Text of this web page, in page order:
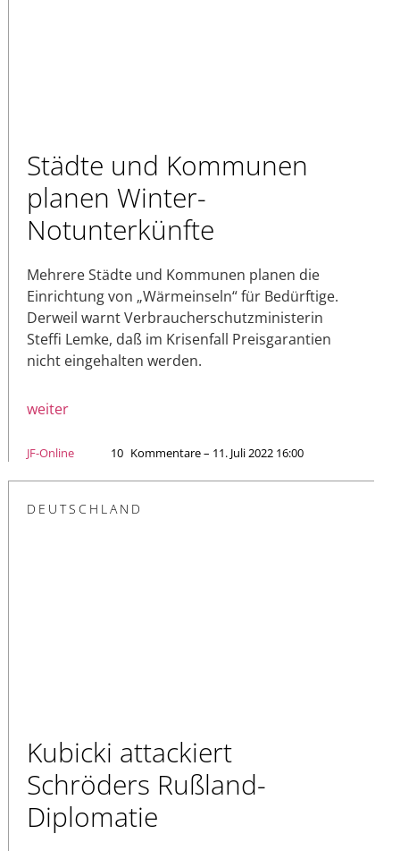
Städte und Kommunen
planen Winter-
Notunterkünfte
Mehrere Städte und Kommunen planen die
Einrichtung von „Wärmeinseln“ für Bedürftige.
Derweil warnt Verbraucherschutzministerin
Steffi Lemke, daß im Krisenfall Preisgarantien
nicht eingehalten werden.
weiter
JF-Online 10 Kommentare – 11. Juli 2022 16:00
DEUTSCHLAND
Kubicki attackiert
Schröders Rußland-
Diplomatie